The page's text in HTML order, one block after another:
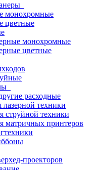
монохромные
цветные
монохромные
цветные
расходные
лазерной техники
струйной техники
матричных принтеров
проекторов